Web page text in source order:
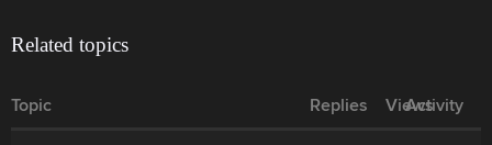
Related topics
Topic Replies Views
Activity